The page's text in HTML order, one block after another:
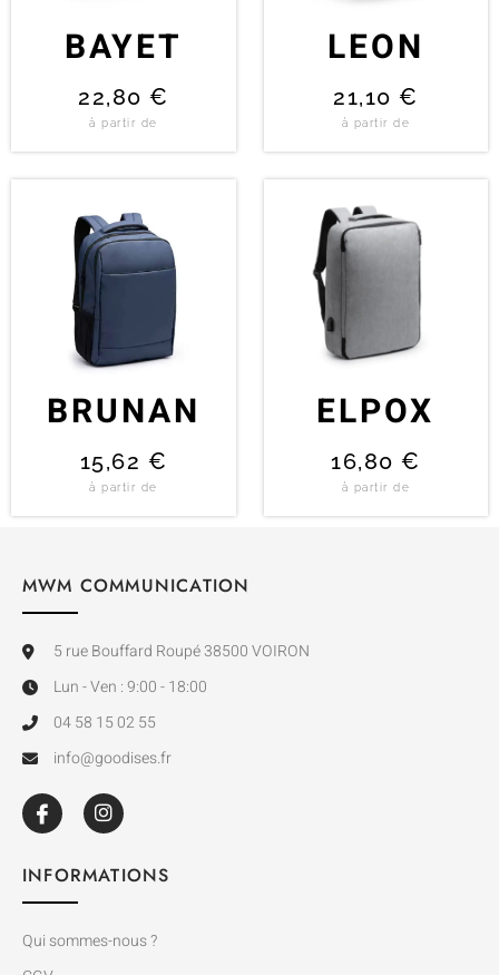
BAYET
22,80 €
à partir de
LEON
21,10 €
à partir de
BRUNAN
15,62 €
à partir de
ELPOX
16,80 €
à partir de
MWM COMMUNICATION
5 rue Bouffard Roupé 38500 VOIRON
Lun - Ven : 9:00 - 18:00
04 58 15 02 55
info@goodises.fr
INFORMATIONS
Qui sommes-nous ?